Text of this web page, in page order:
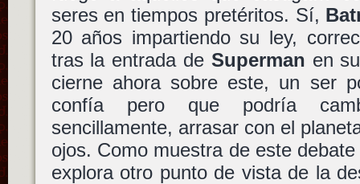
seres en tiempos pretéritos. Sí,
20 años impartiendo su ley,
tras la entrada de Superman en
cierne ahora sobre este, un ser
confía pero que podría
sencillamente, arrasar con el
ojos. Como muestra de este
explora otro punto de vista de la